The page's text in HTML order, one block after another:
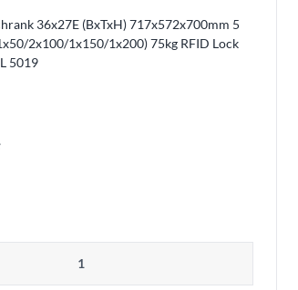
36x27E (BxTxH) 717x572x700mm 5
2x100/1x150/1x200) 75kg RFID Lock
5019
auswählen und in den